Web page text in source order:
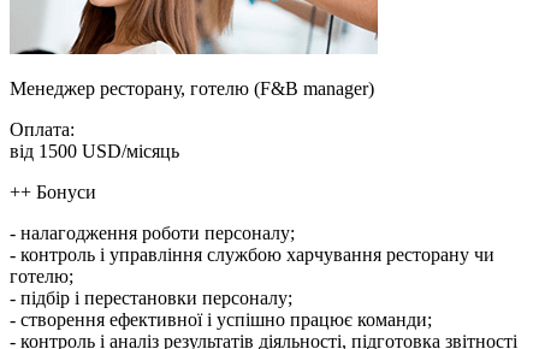
Менеджер ресторану, готелю (F&B manager)
Оплата:
від 1500 USD/місяць
++ Бонуси
- налагодження роботи персоналу;
- контроль і управління службою харчування ресторану чи
готелю;
- підбір і перестановки персоналу;
- створення ефективної і успішно працює команди;
- контроль і аналіз результатів діяльності, підготовка звітності